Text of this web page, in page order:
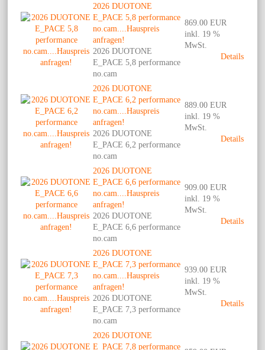
2026 DUOTONE
E_PACE 5,8 performance
no.cam....Hauspreis
anfragen!
2026 DUOTONE
E_PACE 5,8 performance
no.cam
869.00 EUR
inkl. 19 %
MwSt.
Details
2026 DUOTONE
E_PACE 6,2 performance
no.cam....Hauspreis
anfragen!
2026 DUOTONE
E_PACE 6,2 performance
no.cam
889.00 EUR
inkl. 19 %
MwSt.
Details
2026 DUOTONE
E_PACE 6,6 performance
no.cam....Hauspreis
anfragen!
2026 DUOTONE
E_PACE 6,6 performance
no.cam
909.00 EUR
inkl. 19 %
MwSt.
Details
2026 DUOTONE
E_PACE 7,3 performance
no.cam....Hauspreis
anfragen!
2026 DUOTONE
E_PACE 7,3 performance
no.cam
939.00 EUR
inkl. 19 %
MwSt.
Details
2026 DUOTONE
E_PACE 7,8 performance